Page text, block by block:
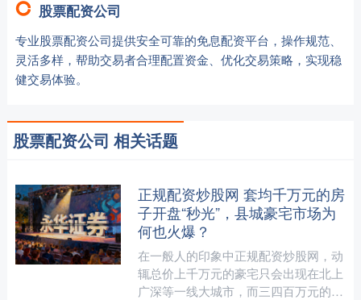
股票配资公司
专业股票配资公司提供安全可靠的免息配资平台，操作规范、
灵活多样，帮助交易者合理配置资金、优化交易策略，实现稳
健交易体验。
股票配资公司 相关话题
正规配资炒股网 套均千万元的房
子开盘“秒光”，县城豪宅市场为
何也火爆？
在一般人的印象中正规配资炒股网，动
辄总价上千万元的豪宅只会出现在北上
广深等一线大城市，而三四百万元的房